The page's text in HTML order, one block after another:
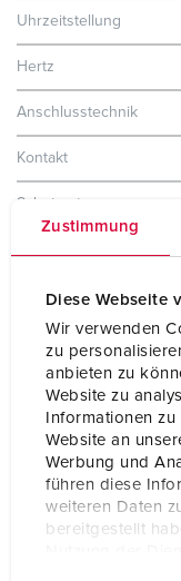
Zustimmung
Diese Webseite
Wir verwenden
zu
anbieten zu
Website zu
Informationen
Website an
Werbung und
führen diese
weiteren Daten
bereitgestellt
Uhrzeitstellung
Hertz
Anschlusstechnik
Kontakt
Schutzart
Prüfzeichen